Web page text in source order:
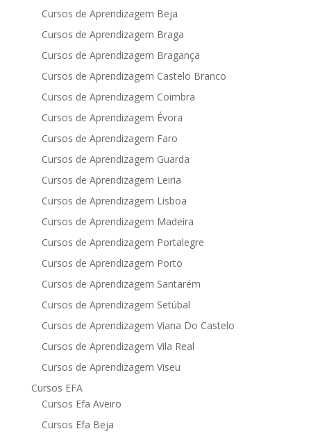
Cursos de Aprendizagem Beja
Cursos de Aprendizagem Braga
Cursos de Aprendizagem Bragança
Cursos de Aprendizagem Castelo Branco
Cursos de Aprendizagem Coimbra
Cursos de Aprendizagem Évora
Cursos de Aprendizagem Faro
Cursos de Aprendizagem Guarda
Cursos de Aprendizagem Leiria
Cursos de Aprendizagem Lisboa
Cursos de Aprendizagem Madeira
Cursos de Aprendizagem Portalegre
Cursos de Aprendizagem Porto
Cursos de Aprendizagem Santarém
Cursos de Aprendizagem Setúbal
Cursos de Aprendizagem Viana Do Castelo
Cursos de Aprendizagem Vila Real
Cursos de Aprendizagem Viseu
Cursos EFA
Cursos Efa Aveiro
Cursos Efa Beja